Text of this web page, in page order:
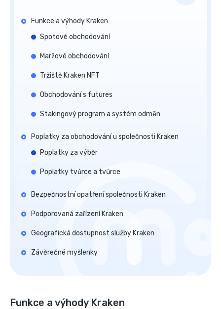
Funkce a výhody Kraken
Spotové obchodování
Maržové obchodování
Tržiště Kraken NFT
Obchodování s futures
Stakingový program a systém odměn
Poplatky za obchodování u společnosti Kraken
Poplatky za výběr
Poplatky tvůrce a tvůrce
Bezpečnostní opatření společnosti Kraken
Podporovaná zařízení Kraken
Geografická dostupnost služby Kraken
Závěrečné myšlenky
Funkce a výhody Kraken